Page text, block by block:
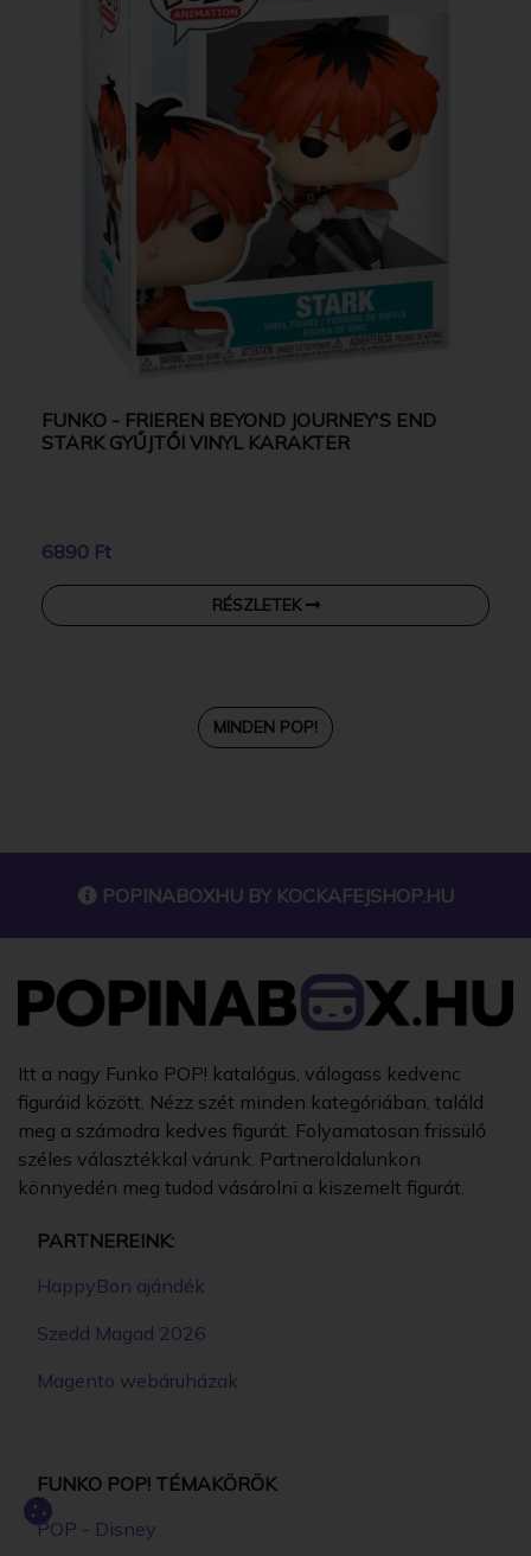
FUNKO - FRIEREN BEYOND JOURNEY'S END
STARK GYŰJTŐI VINYL KARAKTER
6890 Ft
RÉSZLETEK
MINDEN POP!
POPINABOXHU BY KOCKAFEJSHOP.HU
Itt a nagy Funko POP! katalógus, válogass kedvenc
figuráid között. Nézz szét minden kategóriában, találd
meg a számodra kedves figurát. Folyamatosan frissülő
széles választékkal várunk. Partneroldalunkon
könnyedén meg tudod vásárolni a kiszemelt figurát.
PARTNEREINK:
HappyBon ajándék
Szedd Magad 2026
Magento webáruházak
FUNKO POP! TÉMAKÖRÖK
POP - Disney